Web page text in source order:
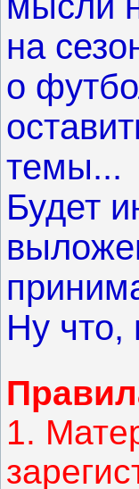
на
о
темы...
Будет
Ну что,
1.